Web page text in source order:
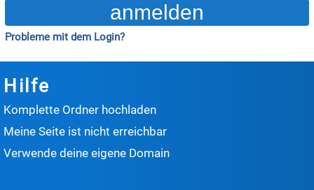
Probleme mit dem Login?
Hilfe
Komplette Ordner hochladen
Meine Seite ist nicht erreichbar
Verwende deine eigene Domain